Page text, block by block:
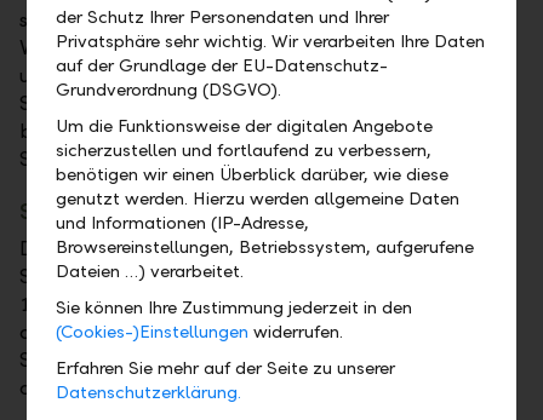
steuerpflichtigen Kapitalerträge und
Vermögenswerte sowie Quellensteuern Ihrer Konten
und Depots übersichtlich nach schweizerischem
Steuerrecht dar. Mit dem eSteuerauszug können Sie
bequem alle Werte digital in die Deklarations-
Software der Kantone importieren.
Steuerreport Liechtenstein
Der Steuerreport Liechtenstein enthält alle für die
Steuererklärung notwendigen Vermögenswerte per
1. Januar des entsprechenden Steuerjahres. Die
ausgewiesenen Werte können Sie in die
Steuererklärung übernehmen und den Steuerreport
als Beilage zur Steuererklärung mit einreichen.
der Schutz Ihrer Personendaten und Ihrer
Privatsphäre sehr wichtig. Wir verarbeiten Ihre Daten
auf der Grundlage der EU-Datenschutz-
Grundverordnung (DSGVO).
Um die Funktionsweise der digitalen Angebote
sicherzustellen und fortlaufend zu verbessern,
benötigen wir einen Überblick darüber, wie diese
genutzt werden. Hierzu werden allgemeine Daten
und Informationen (IP-Adresse,
Browsereinstellungen, Betriebssystem, aufgerufene
Dateien …) verarbeitet.
Sie können Ihre Zustimmung jederzeit in den
(Cookies-)Einstellungen widerrufen.
Erfahren Sie mehr auf der Seite zu unserer
Datenschutzerklärung.